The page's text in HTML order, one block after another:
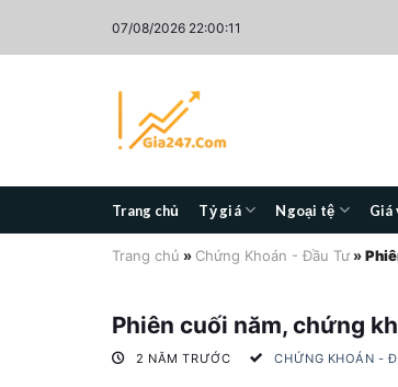
07/08/2026 22:00:12
Trang chủ Tỷ giá Ngoại tệ Giá
Trang chủ » Chứng Khoán - Đầu Tư »
Phiên cuối năm, chứng
2 NĂM TRƯỚC CHỨNG KHOÁN -